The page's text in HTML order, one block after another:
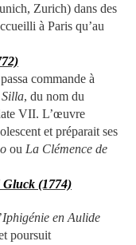
Zurich) dans des
à Paris qu’au
commande à
, du nom du
VII. L’œuvre
et préparait ses
ou La Clémence de
(1774)
Iphigénie en Aulide
poursuit